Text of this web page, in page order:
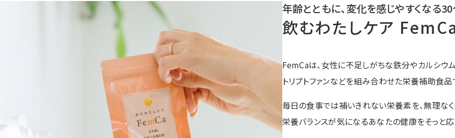
年齢とともに、変化を感じやすくなる
飲むわたしケア FemCa
FemCaは、女性に不足しがちな鉄分やカルシウ
トリプトファンなどを組み合わせた栄養補助食品
毎日の食事では補いきれない栄養素を、無理な
栄養バランスが気になるあなたの健康をそっと応